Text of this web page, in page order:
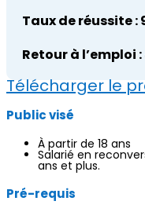
Taux de réussite :
Retour à l’emploi :
Télécharger le
Public visé
À partir de 18 ans
Salarié en
ans et plus.
Pré-requis